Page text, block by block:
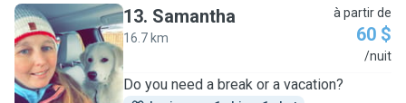
S
13. Samantha
16.7 km
à partir de
60 $
/nuit
Do you need a break or a vacation?